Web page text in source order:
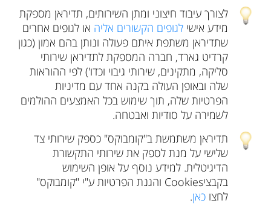
לצורך עיבוד חיצוני ומתן השירותים, תדיראן מספקת
מידע אישילגופים הקשורים אליה או לגופים אחרים
שתדיראן משתפת איתם פעולה ונותן בהם אמון (כגון
קרדיט גארד, חברה המספקת לתדיראן שירותי
סליקה, מתקינים, שירותי גיבוי וכדו') לפי ההוראות
שלה ובאופן העולה בקנה אחד עם מדיניות
הפרטיות שלה, תוך שימוש בכל האמצעים ההולמים
לשמירה על סודיות ואבטחה.
תדיראן משתמשת ב"קומבוקס" כספק שירותי צד
שלישי על מנת לספק את שירותי התקשורת
הדיגיטלית. למידע נוסף על אופן השימוש
בקבציCookies והגנת הפרטיות ע"י "קומבוקס"
לחצוכאן.